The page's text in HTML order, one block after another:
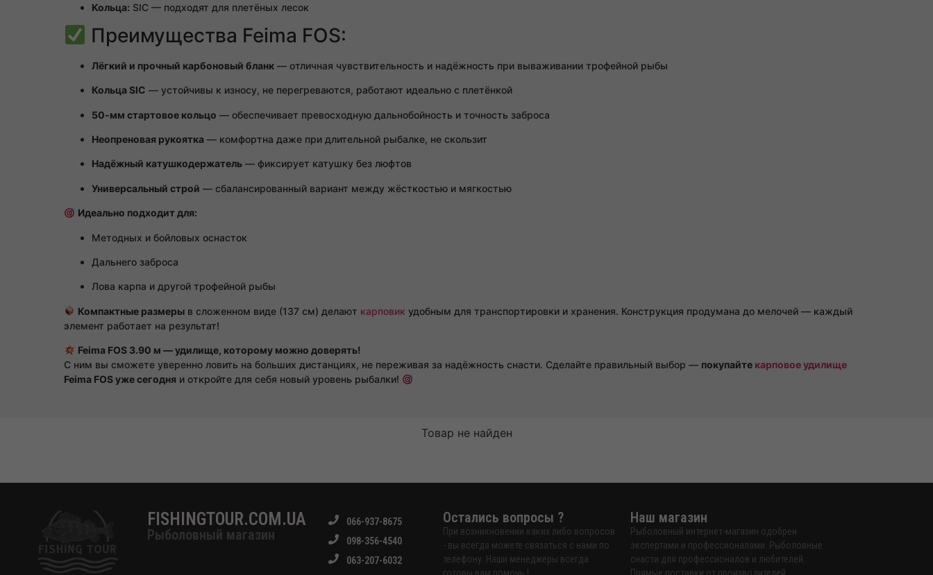
Кольца: SIC — подходят для плетёных лесок
Преимущества Feima FOS:
Лёгкий и прочный карбоновый бланк — отличная чувствительность и надёжность при вываживании трофейной рыбы
Кольца SIC — устойчивы к износу, не перегреваются, работают идеально с плетёнкой
50-мм стартовое кольцо — обеспечивает превосходную дальнобойность и точность заброса
Неопреновая рукоятка — комфортна даже при длительной рыбалке, не скользит
Надёжный катушкодержатель — фиксирует катушку без люфтов
Универсальный строй — сбалансированный вариант между жёсткостью и мягкостью
Идеально подходит для:
Методных и бойловых оснасток
Дальнего заброса
Лова карпа и другой трофейной рыбы
Компактные размерыв сложенном виде (137 см) делают карповик удобным для транспортировки и хранения. Конструкция продумана до мелочей — каждый
элемент работает на результат!
Feima FOS 3.90 м — удилище, которому можно доверять!
С ним вы сможете уверенно ловить на больших дистанциях, не переживая за надёжность снасти. Сделайте правильный выбор — покупайте карповое удилище
Feima FOS уже сегодня и откройте для себя новый уровень рыбалки!
Товар не найден
FISHINGTOUR.COM.UA
Рыболовный магазин
066-937-8675
098-356-4540
063-207-6032
Остались вопросы ?
При возникновении каких либо вопросов
- вы всегда можете связаться с нами по
телефону. Наши менеджеры всегда
готовы вам помочь !
Наш магазин
Рыболовный интернет-магазин одобрен
экспертами и профессионалами. Рыболовные
снасти для профессионалов и любителей.
Прямые поставки от производителей,